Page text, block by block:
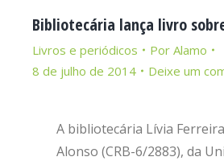
Bibliotecária lança livro
Livros e periódicos Por Alamo
8 de julho de 2014
Deixe um
A bibliotecária Lívia
Alonso (CRB-6/2883), da